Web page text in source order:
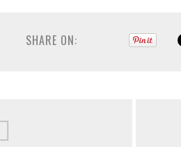
SHARE ON: